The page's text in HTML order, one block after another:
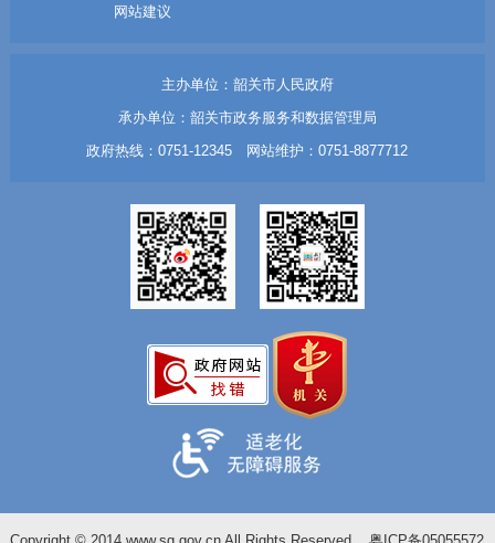
网站建议
主办单位：韶关市人民政府
承办单位：韶关市政务服务和数据管理局
政府热线：0751-12345 网站维护：0751-8877712